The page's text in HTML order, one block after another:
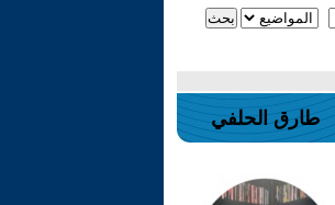
طارق الحلفي